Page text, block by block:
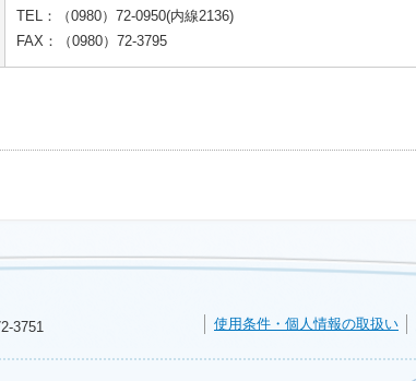
TEL：（0980）72-0950(内線2136)
FAX：（0980）72-3795
3751 使用条件・個人情報の取扱い